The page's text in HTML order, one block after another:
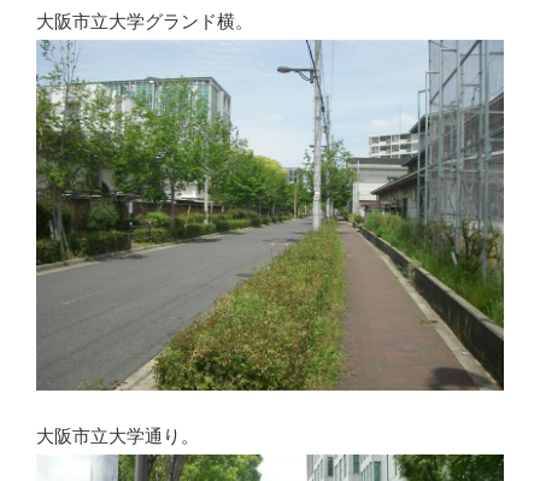
大阪市立大学グランド横。
大阪市立大学通り。